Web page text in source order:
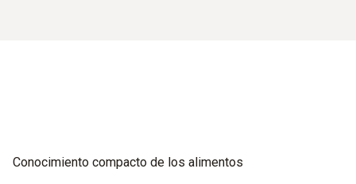
Conocimiento compacto de los alimentos